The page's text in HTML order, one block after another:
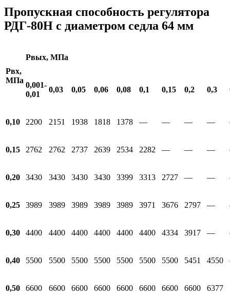
Пропускная способность регулятора
РДГ-80Н с диаметром седла 64 мм
Рвх,
МПа
Рвых, МПа
0,001-
0,01
0,03 0,05 0,06 0,08 0,1 0,15 0,2 0,3
0,10 2200 2151 1938 1818 1378 — — — —
0,15 2762 2762 2737 2639 2534 2282 — — —
0,20 3430 3430 3430 3430 3399 3313 2727 — —
0,25 3989 3989 3989 3989 3989 3971 3676 2797 —
0,30 4400 4400 4400 4400 4400 4400 4334 3917 —
0,40 5500 5500 5500 5500 5500 5500 5500 5451 4550
0,50 6600 6600 6600 6600 6600 6600 6600 6600 6377